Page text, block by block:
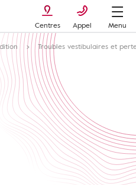
Centres Appel
Menu
Troubles vestibulaires et